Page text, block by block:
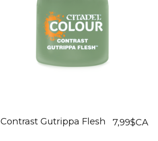
Contrast Gutrippa Flesh 7,99$CA